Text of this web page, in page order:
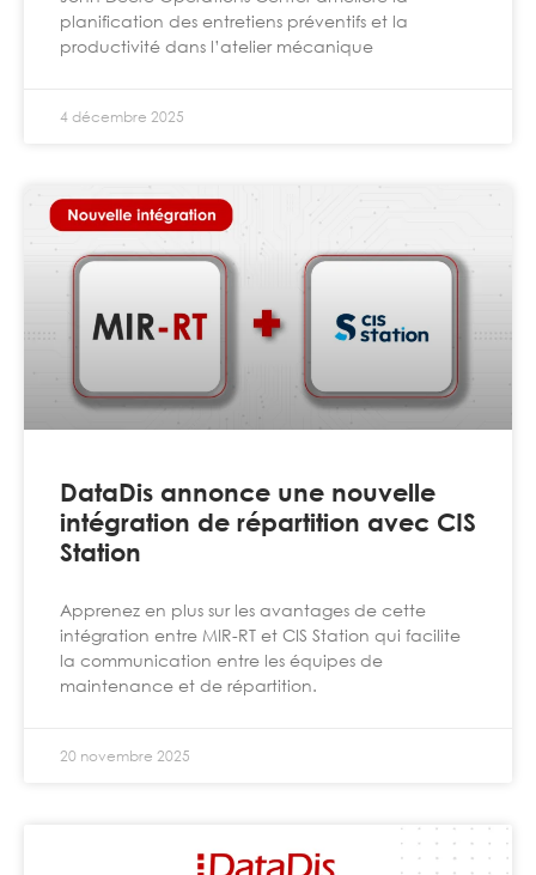
planification des entretiens préventifs et la
productivité dans l’atelier mécanique
4 décembre 2025
DataDis annonce une nouvelle
intégration de répartition avec CIS
Station
Apprenez en plus sur les avantages de cette
intégration entre MIR-RT et CIS Station qui facilite
la communication entre les équipes de
maintenance et de répartition.
20 novembre 2025